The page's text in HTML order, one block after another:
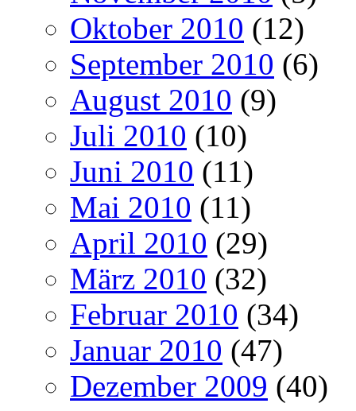
Oktober 2010 (12)
September 2010 (6)
August 2010 (9)
Juli 2010 (10)
Juni 2010 (11)
Mai 2010 (11)
April 2010 (29)
März 2010 (32)
Februar 2010 (34)
Januar 2010 (47)
Dezember 2009 (40)